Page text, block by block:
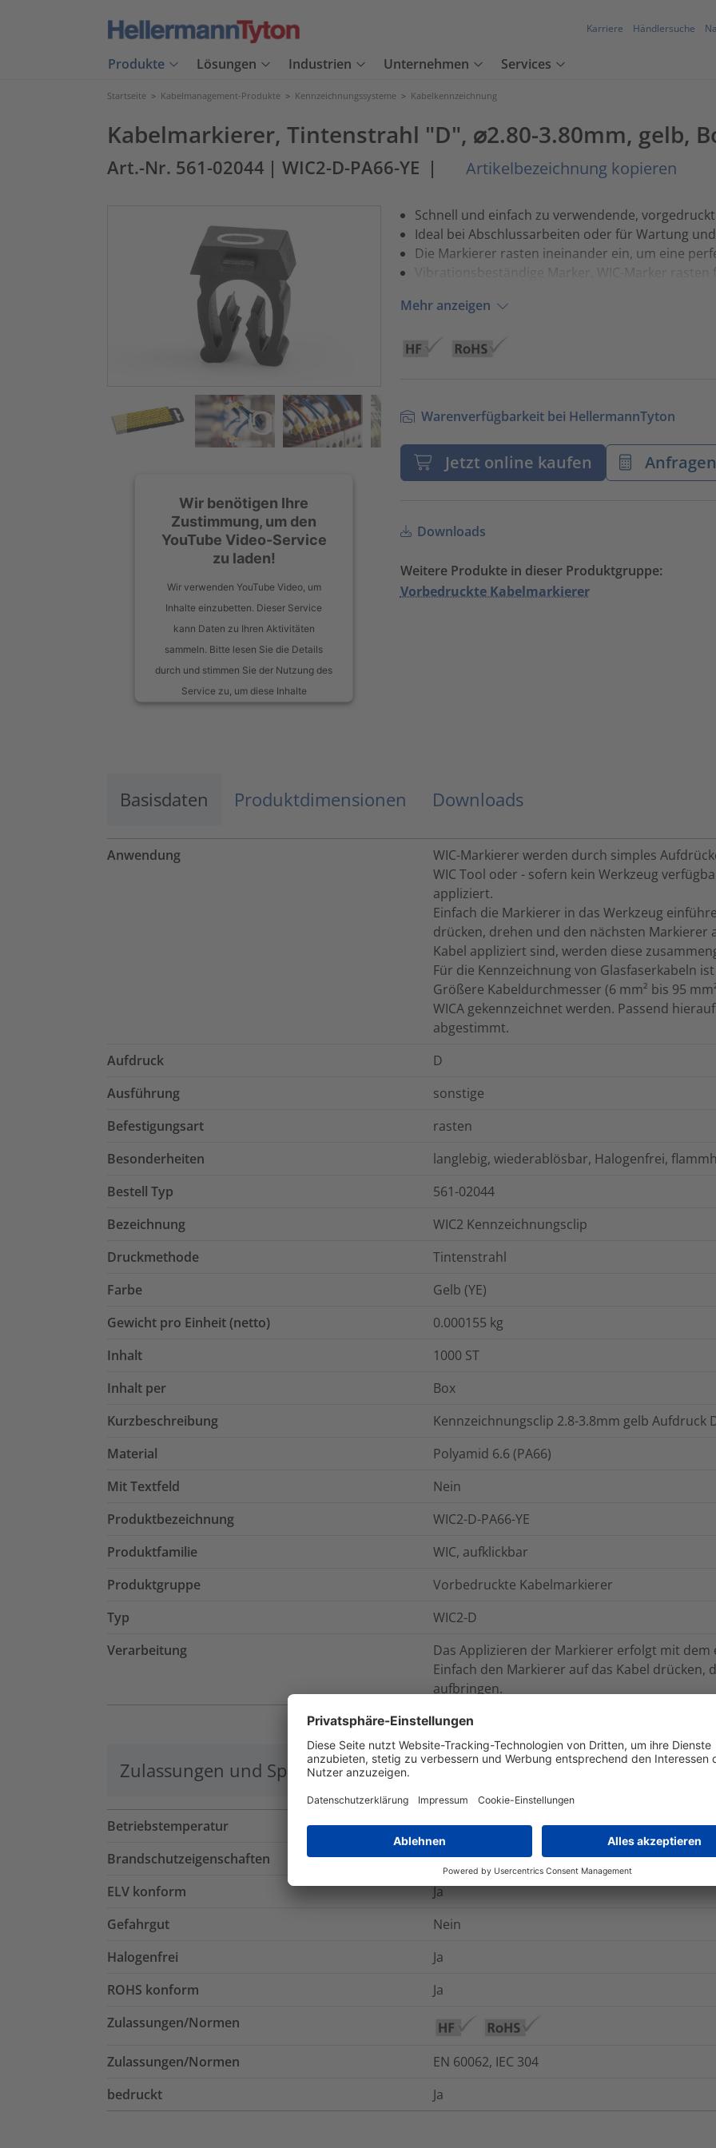
Karriere Händlersuche
Produkte Lösungen Industrien Unternehmen Services
Startseite > Kabelmanagement-Produkte > Kennzeichnungssysteme > Kabelkennzeichnung
Kabelmarkierer, Tintenstrahl "D", ⌀2.80-3.80mm, gelb,
Art.-Nr. 561-02044 | WIC2-D-PA66-YE | Artikelbezeichnung kopieren
Wir benötigen Ihre
Zustimmung, um den
YouTube Video-Service
zu laden!
Wir verwenden YouTube Video, um
Inhalte einzubetten. Dieser Service
kann Daten zu Ihren Aktivitäten
sammeln. Bitte lesen Sie die Details
durch und stimmen Sie der Nutzung des
Service zu, um diese Inhalte
Akzeptieren
Schnell und einfach zu verwendende,
Ideal bei Abschlussarbeiten oder für Wartung
Die Markierer rasten ineinander ein, um eine
Vibrationsbeständige Marker, WIC-Marker rasten
Mehr anzeigen
Warenverfügbarkeit bei HellermannTyton
Jetzt online kaufen Anfragen
Downloads
Weitere Produkte in dieser Produktgruppe:
Vorbedruckte Kabelmarkierer
Basisdaten Produktdimensionen Downloads
Anwendung
WIC-Markierer werden durch simples
WIC Tool oder - sofern kein Werkzeug
appliziert.
Einfach die Markierer in das Werkzeug
drücken, drehen und den nächsten Markierer
Kabel appliziert sind, werden diese
Für die Kennzeichnung von Glasfaserkabeln
Größere Kabeldurchmesser (6 mm² bis 95
WICA gekennzeichnet werden. Passend
abgestimmt.
Aufdruck
D
Ausführung
sonstige
Befestigungsart
rasten
Besonderheiten
langlebig, wiederablösbar, Halogenfrei,
Bestell Typ
561-02044
Bezeichnung
WIC2 Kennzeichnungsclip
Druckmethode
Tintenstrahl
Farbe
Gelb (YE)
Gewicht pro Einheit (netto)
0.000155 kg
Inhalt
1000 ST
Inhalt per
Box
Kurzbeschreibung
Kennzeichnungsclip 2.8-3.8mm gelb Aufdruck
Material
Polyamid 6.6 (PA66)
Mit Textfeld
Nein
Produktbezeichnung
WIC2-D-PA66-YE
Produktfamilie
WIC, aufklickbar
Produktgruppe
Vorbedruckte Kabelmarkierer
Typ
WIC2-D
Verarbeitung
Das Applizieren der Markierer erfolgt mit dem
Einfach den Markierer auf das Kabel
aufbringen.
Zulassungen und Spezifikationen Logistik und Verpackungsdaten
Betriebstemperatur
-40 °C bis +85 °C
Brandschutzeigenschaften
UL94 V0
ELV konform
Ja
Gefahrgut
Nein
Halogenfrei
Ja
ROHS konform
Ja
Zulassungen/Normen
Zulassungen/Normen
EN 60062, IEC 304
bedruckt
Ja